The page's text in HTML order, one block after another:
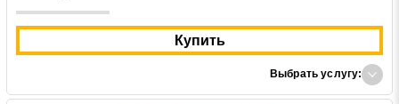
Купить
Выбрать услугу: